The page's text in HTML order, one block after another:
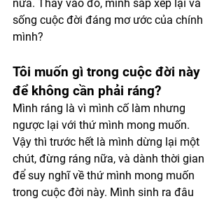
nữa. Thay vào đó, mình sắp xếp lại và
sống cuộc đời đáng mơ ước của chính
mình?
Tôi muốn gì trong cuộc đời này
để không cần phải ráng?
Mình ráng là vì mình cố làm nhưng
ngược lại với thứ mình mong muốn.
Vậy thì trước hết là mình dừng lại một
chút, đừng ráng nữa, và dành thời gian
để suy nghĩ về thứ mình mong muốn
trong cuộc đời này. Mình sinh ra đâu